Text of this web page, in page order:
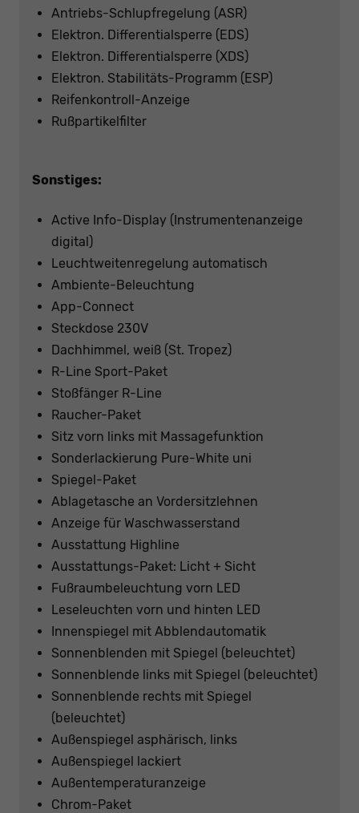
Antriebs-Schlupfregelung (ASR)
Elektron. Differentialsperre (EDS)
Elektron. Differentialsperre (XDS)
Elektron. Stabilitäts-Programm (ESP)
Reifenkontroll-Anzeige
Rußpartikelfilter
Sonstiges:
Active Info-Display (Instrumentenanzeige
digital)
Leuchtweitenregelung automatisch
Ambiente-Beleuchtung
App-Connect
Steckdose 230V
Dachhimmel, weiß (St. Tropez)
R-Line Sport-Paket
Stoßfänger R-Line
Raucher-Paket
Sitz vorn links mit Massagefunktion
Sonderlackierung Pure-White uni
Spiegel-Paket
Ablagetasche an Vordersitzlehnen
Anzeige für Waschwasserstand
Ausstattung Highline
Ausstattungs-Paket: Licht + Sicht
Fußraumbeleuchtung vorn LED
Leseleuchten vorn und hinten LED
Innenspiegel mit Abblendautomatik
Sonnenblenden mit Spiegel (beleuchtet)
Sonnenblende links mit Spiegel (beleuchtet)
Sonnenblende rechts mit Spiegel
(beleuchtet)
Außenspiegel asphärisch, links
Außenspiegel lackiert
Außentemperaturanzeige
Chrom-Paket